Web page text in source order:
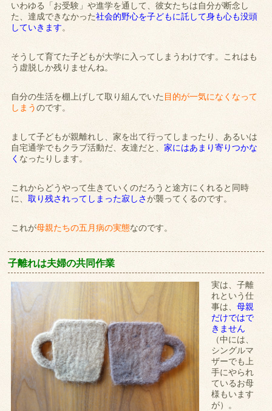
いわゆる「お受験」や進学を通して、彼女たちは自分が断念し
た、達成できなかった社会的野心を子どもに託して身も心も没頭
していきます。
そうして育てた子どもが大学に入ってしまうわけです。これはも
う虚脱しか残りませんね。
自分の生活を棚上げして取り組んでいた 目的が一気になくなって
しまうのです。
まして子どもが親離れし、家を出て行ってしまったり、あるいは
自宅通学でもクラブ活動だ、友達だと、家にはあまり寄りつかな
く なったりします。
これからどうやって生きていくのだろうと途方にくれると同時
に、取り残されってしまった寂しさが襲ってくるのです。
これが母親たちの五月病の実態なのです。
子離れは夫婦の共同作業
実は、子離
れという仕
事は、母親
だけではで
きません
（中には、
シングルマ
ザーでも上
手にやられ
ているお母
様もいます
が）。